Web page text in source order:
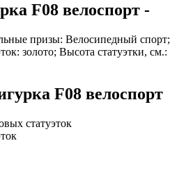
F08 велоспорт -
призы: Велосипедный спорт;
золото; Высота статуэтки, см.:
F08 велоспорт
статуэток